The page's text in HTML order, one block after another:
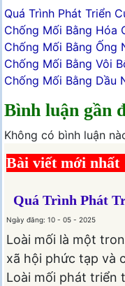
Quá Trình Phát Triển
Chống Mối Bằng Hóa
Chống Mối Bằng Ống
Chống Mối Bằng Vôi
Chống Mối Bằng Dầu
Bình luận gần
Không có bình luận
Bài viết mới nhất
Quá Trình Phát
Ngày đăng: 10 - 05 - 2025
Loài mối là một
xã hội phức tạp và
Loài mối phát triển